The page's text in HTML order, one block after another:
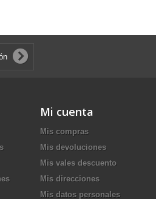
Mi cuenta
Mis compras
Mis devoluciones
Mis vales descuento
Mis direcciones
Mis datos personales